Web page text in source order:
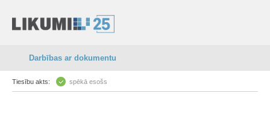
Darbības ar dokumentu
Tiesību akts: spēkā esošs